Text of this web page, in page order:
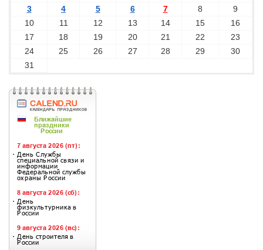
3
4 5 6 7 8
9
10
11 12 13 14 15
16
17
18 19 20 21 22
23
24
25 26 27 28 29
30
31